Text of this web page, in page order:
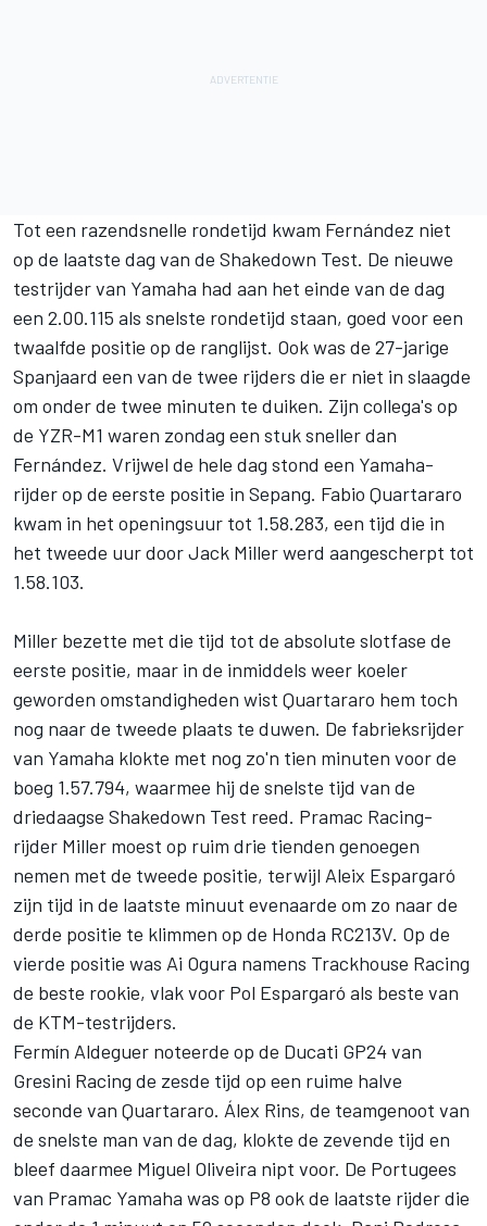
Tot een razendsnelle rondetijd kwam Fernández niet
op de laatste dag van de Shakedown Test. De nieuwe
testrijder van Yamaha had aan het einde van de dag
een 2.00.115 als snelste rondetijd staan, goed voor een
twaalfde positie op de ranglijst. Ook was de 27-jarige
Spanjaard een van de twee rijders die er niet in slaagde
om onder de twee minuten te duiken. Zijn collega's op
de YZR-M1 waren zondag een stuk sneller dan
Fernández. Vrijwel de hele dag stond een Yamaha-
rijder op de eerste positie in Sepang. Fabio Quartararo
kwam in het openingsuur tot 1.58.283, een tijd die in
het tweede uur doorJack Millerwerd aangescherpt tot
1.58.103.
Miller bezette met die tijd tot de absolute slotfase de
eerste positie, maar in de inmiddels weer koeler
geworden omstandigheden wist Quartararo hem toch
nog naar de tweede plaats te duwen. De fabrieksrijder
van Yamaha klokte met nog zo'n tien minuten voor de
boeg 1.57.794, waarmee hij de snelste tijd van de
driedaagse Shakedown Test reed. Pramac Racing-
rijder Miller moest op ruim drie tienden genoegen
nemen met de tweede positie, terwijl Aleix Espargaró
zijn tijd in de laatste minuut evenaarde om zo naar de
derde positie te klimmen op de Honda RC213V. Op de
vierde positie was Ai Ogura namens Trackhouse Racing
de beste rookie, vlak voor Pol Espargaró als beste van
de KTM-testrijders.
Fermín Aldeguer noteerde op de Ducati GP24 van
Gresini Racing de zesde tijd op een ruime halve
seconde van Quartararo. Álex Rins, de teamgenoot van
de snelste man van de dag, klokte de zevende tijd en
bleef daarmee Miguel Oliveira nipt voor. De Portugees
van Pramac Yamaha was op P8 ook de laatste rijder die